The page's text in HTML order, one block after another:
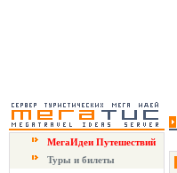
МегаИдеи Путешествий
Туры и билеты